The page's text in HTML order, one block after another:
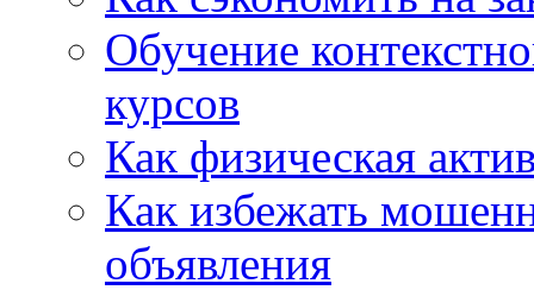
Обучение
курсов
Как физическая
Как избежать
объявления